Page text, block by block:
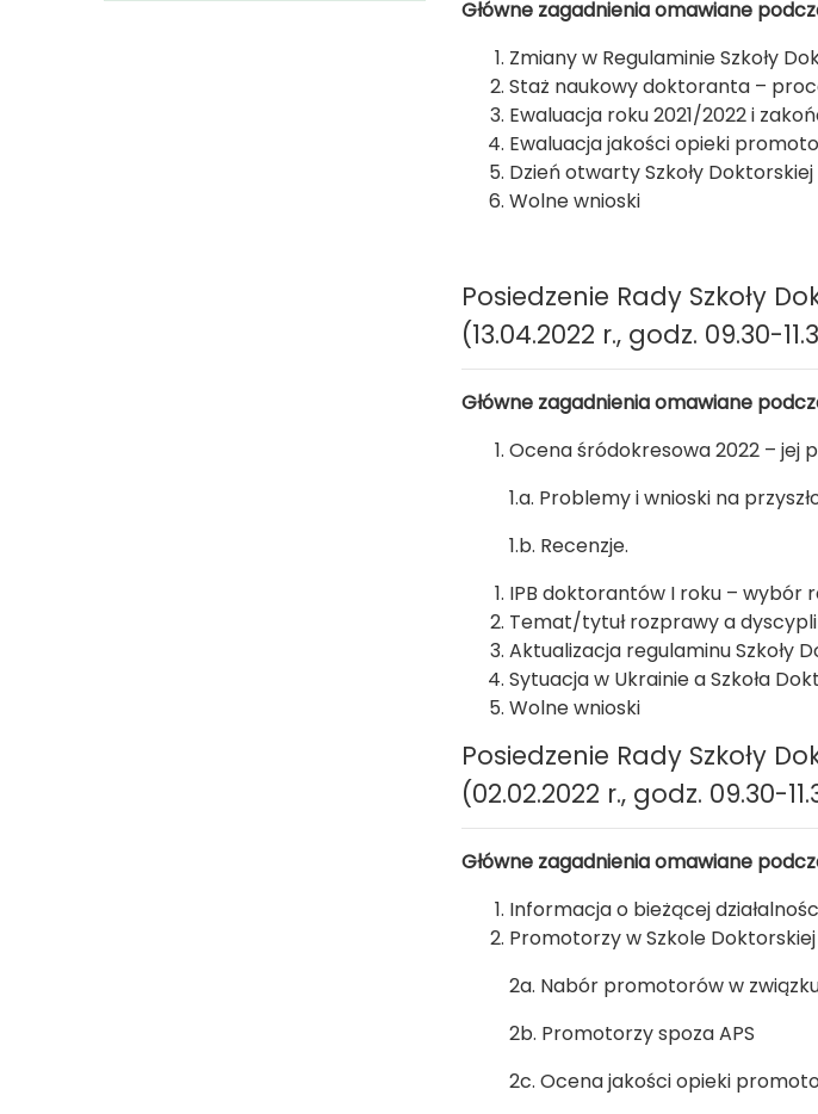
Główne zagadnienia omawiane
Zmiany w Regulaminie Szkoły
Staż naukowy doktoranta –
Ewaluacja roku 2021/2022 i
Ewaluacja jakości opieki
Dzień otwarty Szkoły Doktorskiej
Wolne wnioski
Posiedzenie Rady Szkoły
(13.04.2022 r., godz. 09.30-
Główne zagadnienia omawiane
Ocena śródokresowa 2022 – jej
1.a. Problemy i wnioski na
1.b. Recenzje.
IPB doktorantów I roku – wybór
Temat/tytuł rozprawy a
Aktualizacja regulaminu Szkoły
Sytuacja w Ukrainie a Szkoła
Wolne wnioski
Posiedzenie Rady Szkoły
(02.02.2022 r., godz. 09.30-
Główne zagadnienia omawiane
Informacja o bieżącej
Promotorzy w Szkole Doktorskiej
2a. Nabór promotorów w
2b. Promotorzy spoza APS
2c. Ocena jakości opieki